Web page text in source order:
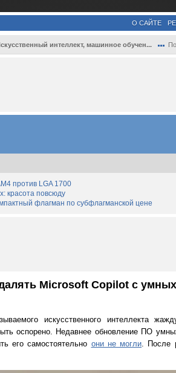
О САЙТЕ
интеллект, машинное обучен...
против LGA 1700
красота повсюду
флагман по субфлагманской цене
Microsoft Copilot с
искусственного интеллекта
оспорено. Недавнее обновление ПО
его самостоятельно они не могли. После